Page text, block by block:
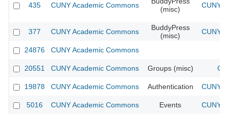
435 CUNY Academic Commons
(misc)
CUNY
377 CUNY Academic Commons
BuddyPress
(misc)
CUNY
24876 CUNY Academic Commons
20551 CUNY Academic Commons Groups (misc)
19878 CUNY Academic Commons Authentication CUNY
5016 CUNY Academic Commons Events CUNY